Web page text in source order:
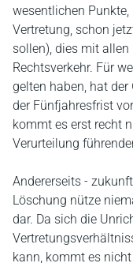
wesentlichen
Vertretung, schon
sollen), dies mit
Rechtsverkehr. Für
gelten haben, hat der
der Fünfjahresfrist
kommt es erst recht
Verurteilung
Andererseits -
Löschung nütze
dar. Da sich die
kann, kommt es